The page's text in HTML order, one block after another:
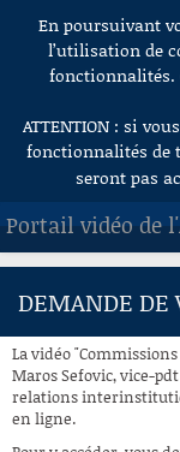
Aller au contenu
En poursuivant
l’utilisation de
fonctionnalités.
ATTENTION : si
fonctionnalités de
seront pas
Portail vidéo de
ACCUEIL
À LA DEMANDE
RECHERCHE
DEMANDE DE
La vidéo
Maros Sefovic, vice-
relations
en ligne.